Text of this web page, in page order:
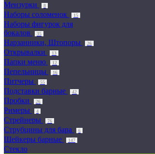
Мензурки 8
Наборы соломенок 15
Наборы фигурок для
бокалов
35
Нарзанники, Штопоры 26
Открывалки 13
Папки меню 12
Пепельницы 16
Питчеры 55
Подставки барные 42
Пробки 26
Римеры 4
Стрейнеры 76
Струбцины для бара 6
Шейкеры барные 147
Стекло